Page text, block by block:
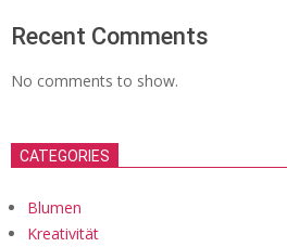
Recent Comments
No comments to show.
CATEGORIES
Blumen
Kreativität